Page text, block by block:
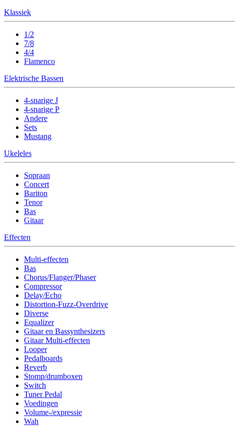
Klassiek
1/2
7/8
4/4
Flamenco
Elektrische Bassen
4-snarige J
4-snarige P
Andere
Sets
Mustang
Ukeleles
Sopraan
Concert
Bariton
Tenor
Bas
Gitaar
Effecten
Multi-effecten
Bas
Chorus/Flanger/Phaser
Compressor
Delay/Echo
Distortion-Fuzz-Overdrive
Diverse
Equalizer
Gitaar en Bassynthesizers
Gitaar Multi-effecten
Looper
Pedalboards
Reverb
Stomp/drumboxen
Switch
Tuner Pedal
Voedingen
Volume-/expressie
Wah